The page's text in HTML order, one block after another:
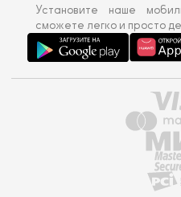
Установите наше
сможете легко и просто